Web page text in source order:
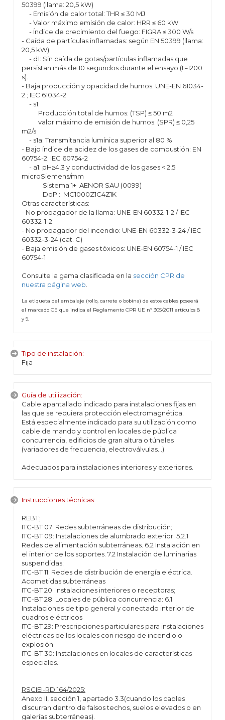
50399 (llama: 20,5 kW)
- Emisión de calor total: THR ≤ 30 MJ
- Valor máximo emisión de calor: HRR ≤ 60 kW
- Índice de crecimiento del fuego: FIGRA ≤ 300 W/s
- Caída de partículas inflamadas: según EN 50399 (llama:
20,5 kW).
- d1: Sin caída de gotas/partículas inflamadas que
persistan más de 10 segundos durante el ensayo (t=1200
s).
- Baja producción y opacidad de humos: UNE-EN 61034-
2 ; IEC 61034-2
- s1:
Producción total de humos: (TSP) ≤ 50 m2
valor máximo de emisión de humos: (SPR) ≤ 0,25
m2/s
- s1a: Transmitancia lumínica superior al 80 %
- Bajo índice de acidez de los gases de combustión: EN
60754-2; IEC 60754-2
- a1: pH≥4,3 y conductividad de los gases < 2,5
microSiemens/mm
Sistema 1+ AENOR SAU (0099)
DoP : MC1000Z1C4Z1K
Otras características:
- No propagador de la llama: UNE-EN 60332-1-2 / IEC
60332-1-2
- No propagador del incendio: UNE-EN 60332-3-24 / IEC
60332-3-24 (cat. C)
- Baja emisión de gases tóxicos: UNE-EN 60754-1 / IEC
60754-1
Consulte la gama clasificada en la sección CPR de
nuestra página web
La etiqueta del embalaje (rollo, carrete o bobina) de estos cables poseerá
el marcado CE que indica el Reglamento CPR UE nº 305/2011 artículos 8
y 9.
Tipo de instalación:
Fija
Guía de utilización:
Cable apantallado indicado para instalaciones fijas en
las que se requiera protección electromagnética.
Está especialmente indicado para su utilización como
cable de mando y control en locales de pública
concurrencia, edificios de gran altura o túneles
(variadores de frecuencia, electroválvulas…).
Adecuados para instalaciones interiores y exteriores.
Instrucciones técnicas:
REBT:
ITC-BT 07: Redes subterráneas de distribución;
ITC-BT 09: Instalaciones de alumbrado exterior: 5.2.1
Redes de alimentación subterráneas. 6.2 Instalación en
el interior de los soportes. 7.2 Instalación de luminarias
suspendidas;
ITC-BT 11: Redes de distribución de energía eléctrica.
Acometidas subterráneas
ITC-BT 20: Instalaciones interiores o receptoras;
ITC-BT 28: Locales de pública concurrencia: 6.1
Instalaciones de tipo general y conectado interior de
cuadros eléctricos
ITC-BT 29: Prescripciones particulares para instalaciones
eléctricas de los locales con riesgo de incendio o
explosión
ITC-BT 30: Instalaciones en locales de características
especiales.
RSCIEI-RD 164/2025:
Anexo II, sección 1, apartado 3.3(cuando los cables
discurran dentro de falsos techos, suelos elevados o en
galerías subterráneas).